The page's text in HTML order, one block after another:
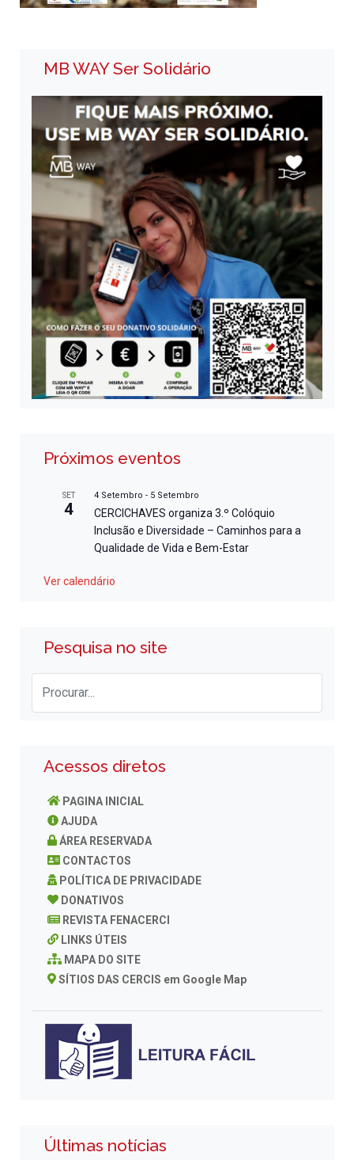
MB WAY Ser Solidário
Próximos eventos
SET
4
4 Setembro - 5 Setembro
CERCICHAVES organiza 3.º Colóquio
Inclusão e Diversidade – Caminhos para a
Qualidade de Vida e Bem-Estar
Ver calendário
Pesquisa no site
Acessos diretos
PAGINA INICIAL
AJUDA
ÁREA RESERVADA
CONTACTOS
POLÍTICA DE PRIVACIDADE
DONATIVOS
REVISTA FENACERCI
LINKS ÚTEIS
MAPA DO SITE
SÍTIOS DAS CERCIS em Google Map
Últimas notícias